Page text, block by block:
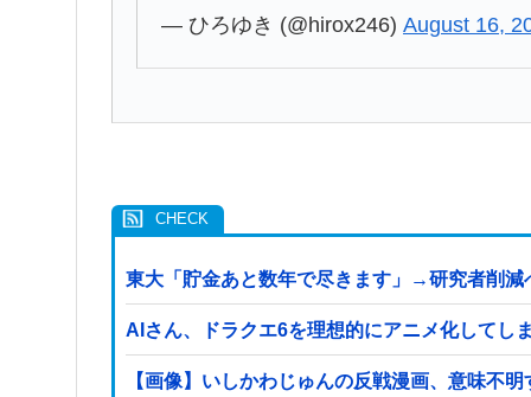
— ひろゆき (@hirox246) August 16,
東大「貯金あと数年で尽きます」→研究者削
AIさん、ドラクエ6を理想的にアニメ化してし
【画像】いしかわじゅんの反戦漫画、意味不